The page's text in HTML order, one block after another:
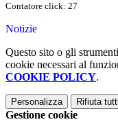
Contatore click: 27
Notizie
Questo sito o gli
cookie necessari al
COOKIE POLICY.
Personalizza Rifiuta tutti
Gestione cookie